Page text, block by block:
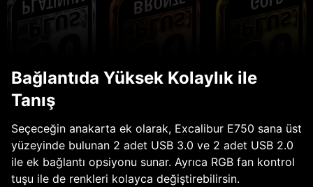
Bağlantıda Yüksek Kolaylık ile
Tanış
Seçeceğin anakarta ek olarak, Excalibur E750 sana üst
yüzeyinde bulunan 2 adet USB 3.0 ve 2 adet USB 2.0
ile ek bağlantı opsiyonu sunar. Ayrıca RGB fan kontrol
tuşu ile de renkleri kolayca değiştirebilirsin.